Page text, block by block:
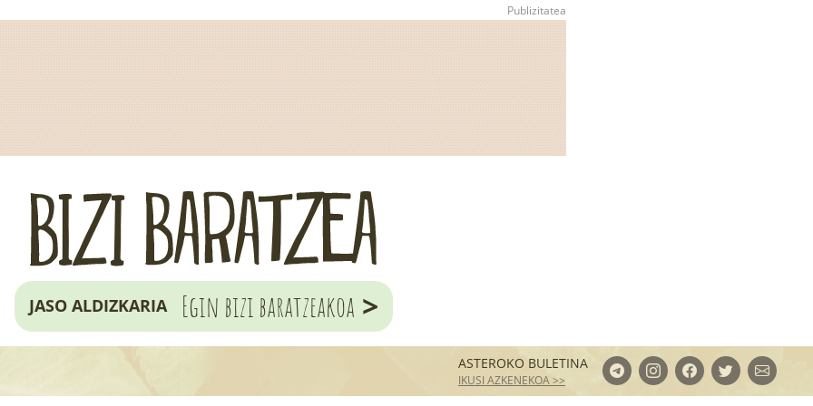
JASO ALDIZKARIA Egin bizi baratzeakoa >
ASTEROKO BULETINA
IKUSI AZKENEKOA >>